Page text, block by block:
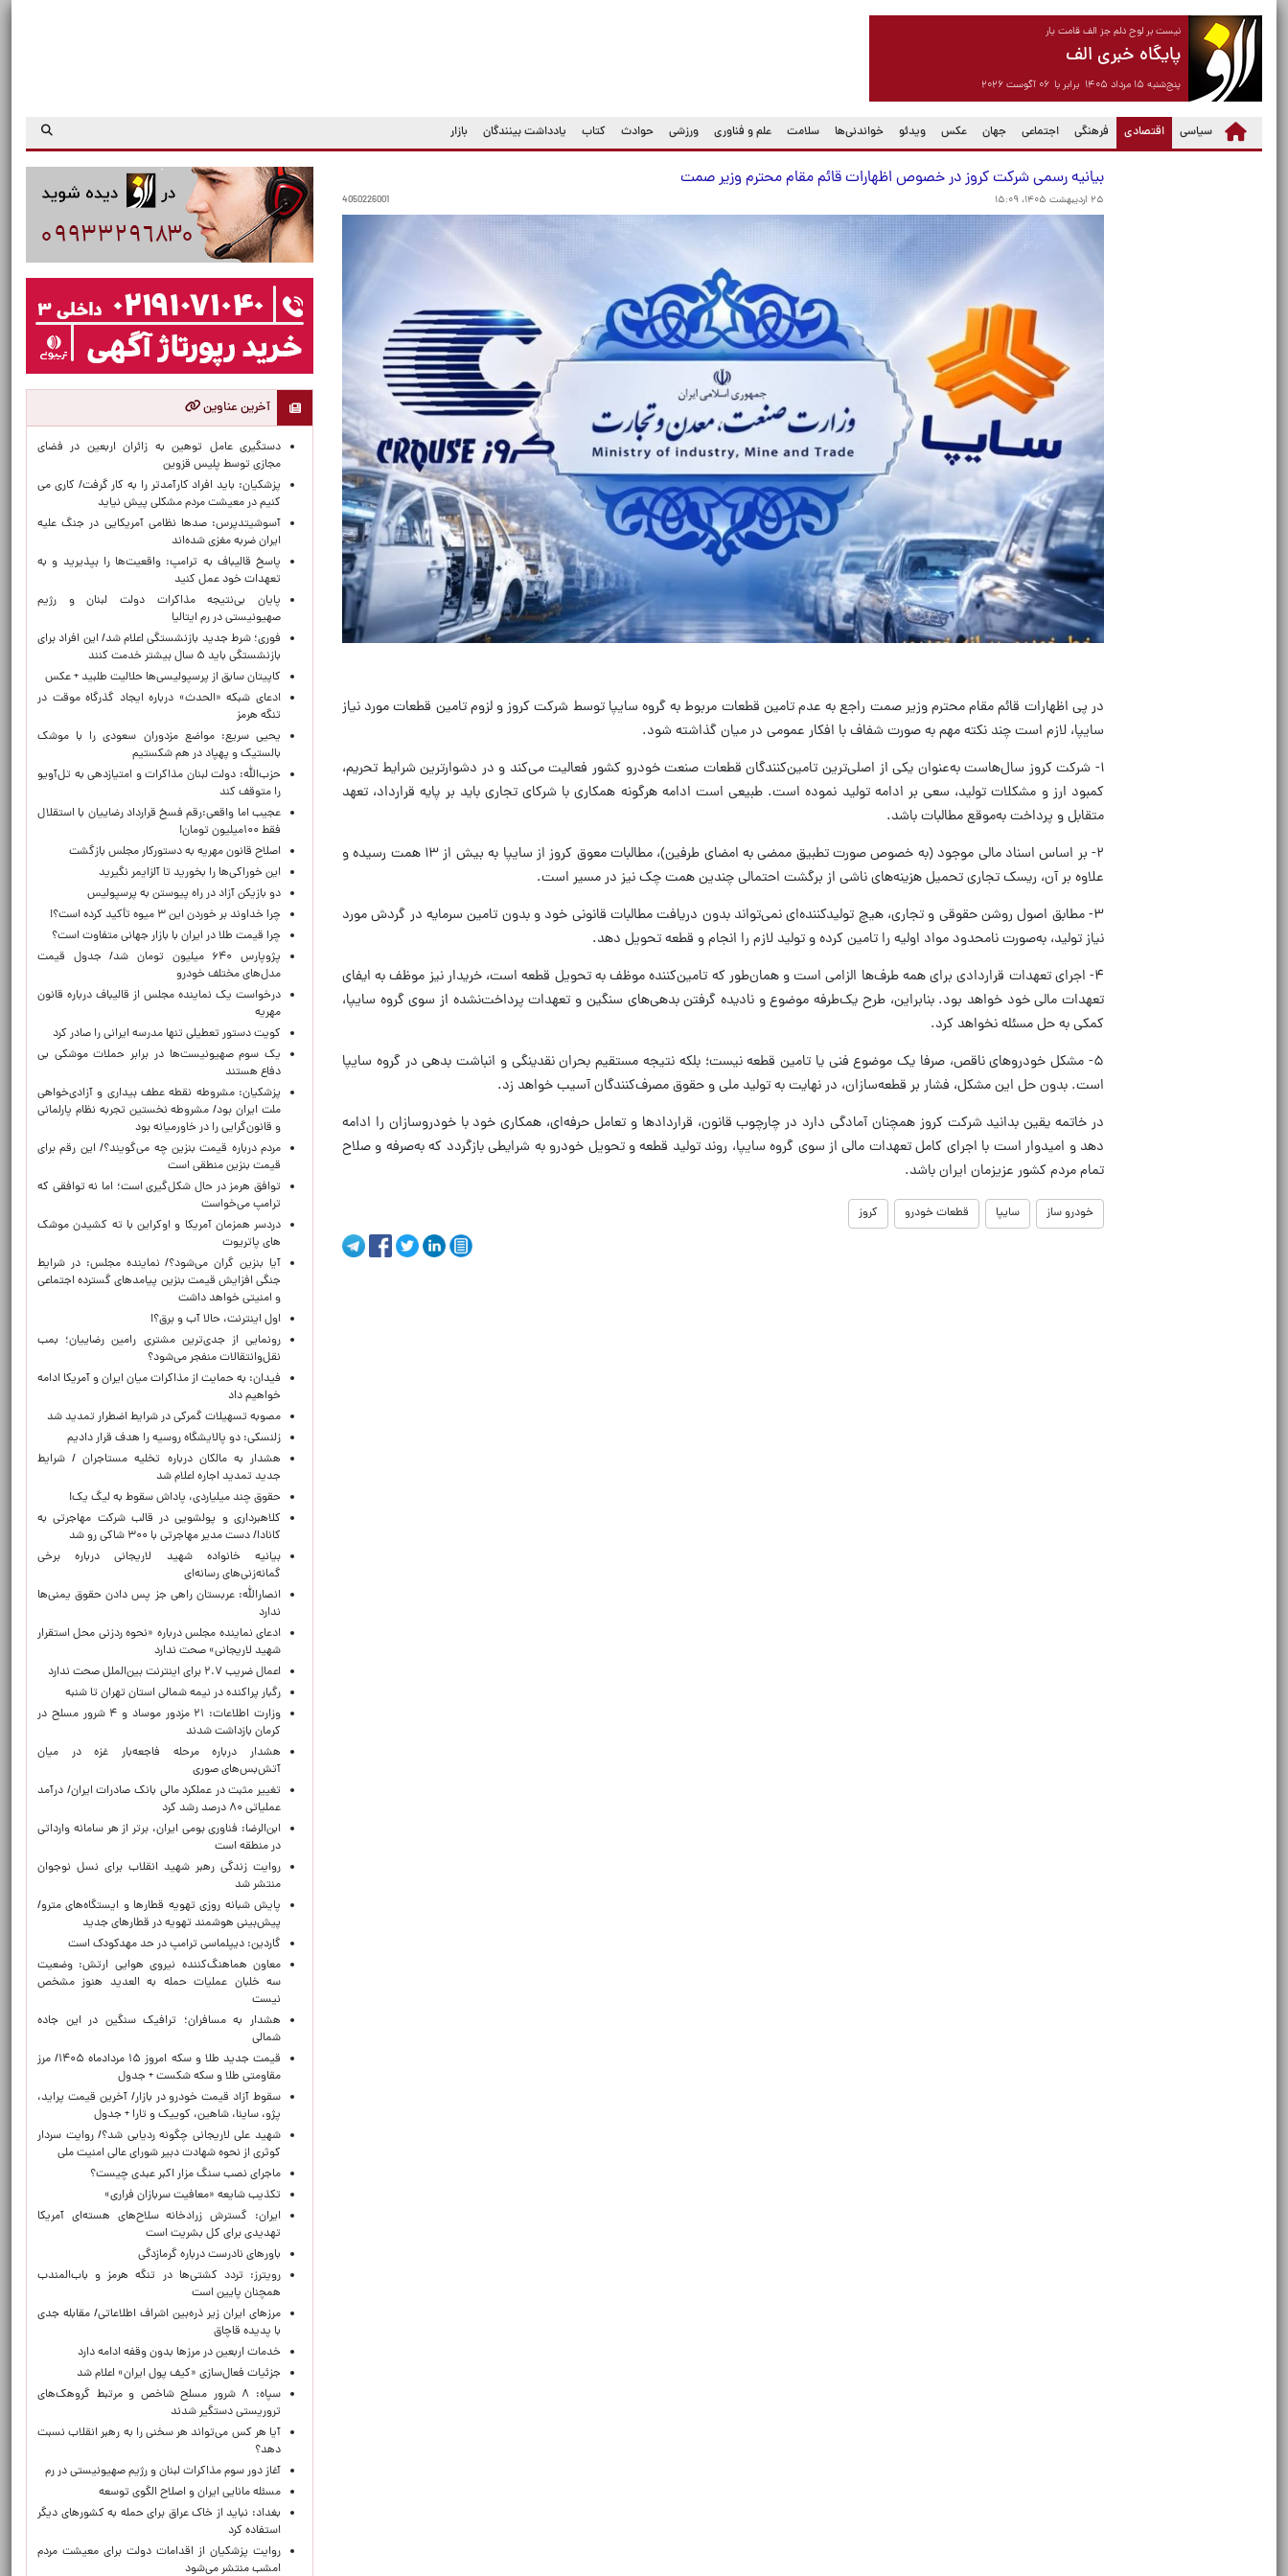
نیست بر لوح دلم جز الف قامت یار
پایگاه خبری الف
پنج‌شنبه ۱۵ مرداد ۱۴۰۵ برابر با ۰۶ آگوست ۲۰۲۶
سیاسی اقتصادی
(current) فرهنگی اجتماعی جهان عکس ویدئو خواندنی‌ها سلامت علم و فناوری ورزشی حوادث کتاب یادداشت بینندگان بازار
بیانیه رسمی شرکت کروز در خصوص اظهارات قائم مقام محترم وزیر صمت
۲۵ اردیبهشت ۱۴۰۵، ۱۵:۰۹ 4050226001
در پی اظهارات قائم مقام محترم وزیر صمت راجع به عدم تامین قطعات مربوط به گروه سایپا توسط شرکت کروز و لزوم تامین قطعات مورد نیاز
سایپا، لازم است چند نکته مهم به‌ صورت شفاف با افکار عمومی در میان گذاشته شود.
۱- شرکت کروز سال‌هاست به‌عنوان یکی از اصلی‌ترین تامین‌کنندگان قطعات صنعت خودرو کشور فعالیت می‌کند و در دشوارترین شرایط تحریم،
کمبود ارز و مشکلات تولید، سعی بر ادامه تولید ‌نموده است. طبیعی است ادامه هرگونه همکاری با شرکای تجاری باید بر پایه قرارداد، تعهد
متقابل و پرداخت به‌موقع مطالبات باشد.
۲- بر اساس اسناد مالی موجود (به‌ خصوص صورت تطبیق ممضی به امضای طرفین)، مطالبات معوق کروز از سایپا به بیش از ۱۳ همت رسیده و
علاوه بر آن، ریسک تجاری تحمیل هزینه‌های ناشی از برگشت احتمالی چندین همت چک نیز در مسیر است.
۳- مطابق اصول روشن حقوقی و تجاری، هیچ تولیدکننده‌ای نمی‌تواند بدون دریافت مطالبات قانونی خود و بدون تامین سرمایه در گردش مورد
نیاز تولید، به‌صورت نامحدود مواد اولیه را تامین کرده و تولید لازم را انجام و قطعه تحویل دهد.
۴- اجرای تعهدات قراردادی برای همه طرف‌ها الزامی است و همان‌طور که تامین‌کننده موظف به تحویل قطعه است، خریدار نیز موظف به ایفای
تعهدات مالی خود خواهد بود. بنابراین، طرح یک‌طرفه موضوع و نادیده گرفتن بدهی‌های سنگین و تعهدات پرداخت‌نشده از سوی گروه سایپا،
کمکی به حل مسئله نخواهد کرد.
۵- مشکل خودروهای ناقص، صرفا یک موضوع فنی یا تامین قطعه نیست؛ بلکه نتیجه مستقیم بحران نقدینگی و انباشت بدهی در گروه سایپا
است. بدون حل این مشکل، فشار بر قطعه‌سازان، در نهایت به تولید ملی و حقوق مصرف‌کنندگان آسیب خواهد زد.
در خاتمه یقین بدانید شرکت کروز همچنان آمادگی دارد در چارچوب قانون، قراردادها و تعامل حرفه‌ای، همکاری خود با خودروسازان را ادامه
دهد و امیدوار است با اجرای کامل تعهدات مالی از سوی گروه سایپا، روند تولید قطعه و تحویل خودرو به شرایطی بازگردد که به‌صرفه و صلاح
تمام مردم کشور عزیزمان ایران باشد.
خودرو ساز سایپا قطعات خودرو کروز
آخرین عناوین
دستگیری عامل توهین به زائران اربعین در فضای
مجازی توسط پلیس قزوین
پزشکیان: باید افراد کارآمدتر را به کار گرفت/ کاری می
کنیم در معیشت مردم مشکلی پیش نیاید
آسوشیتدپرس: صدها نظامی آمریکایی در جنگ علیه
ایران ضربه مغزی شده‌اند
پاسخ قالیباف به ترامپ: واقعیت‌ها را بپذیرید و به
تعهدات خود عمل کنید
پایان بی‌نتیجه مذاکرات دولت لبنان و رژیم
صهیونیستی در رم ایتالیا
فوری؛ شرط جدید بازنشستگی اعلام شد/ این افراد برای
بازنشستگی باید ۵ سال بیشتر خدمت کنند
کاپیتان سابق از پرسپولیسی‌ها حلالیت طلبید + عکس
ادعای شبکه «الحدث» درباره ایجاد گذرگاه موقت در
تنگه هرمز
یحیی سریع: مواضع مزدوران سعودی را با موشک
بالستیک و پهپاد در هم شکستیم
حزب‌الله: دولت لبنان مذاکرات و امتیازدهی به تل‌آویو
را متوقف کند
عجیب اما واقعی:رقم فسخ قرارداد رضاییان با استقلال
فقط ۱۰۰میلیون تومان!
اصلاح قانون مهریه به دستورکار مجلس بازگشت
این خوراکی‌ها را بخورید تا آلزایمر نگیرید
دو بازیکن آزاد در راه پیوستن به پرسپولیس
چرا خداوند بر خوردن این ۳ میوه تأکید کرده است؟!
چرا قیمت طلا در ایران با بازار جهانی متفاوت است؟
پژوپارس ۶۴۰ میلیون تومان شد/ جدول قیمت
مدل‌های مختلف خودرو
درخواست یک نماینده مجلس از قالیباف درباره قانون
مهریه
کویت دستور تعطیلی تنها مدرسه ایرانی را صادر کرد
یک‌ سوم صهیونیست‌ها در برابر حملات موشکی بی
دفاع هستند
پزشکیان: مشروطه نقطه عطف بیداری و آزادی‌خواهی
ملت ایران بود/ مشروطه نخستین تجربه نظام پارلمانی
و قانون‌گرایی را در خاورمیانه بود
مردم درباره قیمت بنزین چه می‌گویند؟/ این رقم برای
قیمت بنزین منطقی است
توافق هرمز در حال شکل‌گیری است؛ اما نه توافقی که
ترامپ می‌خواست
دردسر همزمان آمریکا و اوکراین با ته کشیدن موشک
های پاتریوت
آیا بنزین گران می‌شود؟/ نماینده مجلس: در شرایط
جنگی افزایش قیمت بنزین پیامدهای گسترده اجتماعی
و امنیتی خواهد داشت
اول اینترنت، حالا آب و برق؟!
رونمایی از جدی‌ترین مشتری رامین رضاییان؛ بمب
نقل‌وانتقالات منفجر می‌شود؟
فیدان: به حمایت از مذاکرات میان ایران و آمریکا ادامه
خواهیم داد
مصوبه تسهیلات گمرکی در شرایط اضطرار تمدید شد
زلنسکی: دو پالایشگاه روسیه را هدف قرار دادیم
هشدار به مالکان درباره تخلیه مستاجران / شرایط
جدید تمدید اجاره اعلام شد
حقوق چند میلیاردی، پاداش سقوط به لیگ یک!
کلاهبرداری و پولشویی در قالب شرکت مهاجرتی به
کانادا/ دست مدیر مهاجرتی با ۳۰۰ شاکی رو شد
بیانیه خانواده شهید لاریجانی درباره برخی
گمانه‌زنی‌های رسانه‌ای
انصارالله: عربستان راهی جز پس دادن حقوق یمنی‌ها
ندارد
ادعای نماینده مجلس درباره «نحوه ردزنی محل استقرار
شهید لاریجانی» صحت ندارد
اعمال ضریب ۲.۷ برای اینترنت بین‌الملل صحت ندارد
رگبار پراکنده در نیمه شمالی استان تهران تا شنبه
وزارت اطلاعات: ۲۱ مزدور موساد و ۴ شرور مسلح در
کرمان بازداشت شدند
هشدار درباره مرحله فاجعه‌بار غزه در میان
آتش‌بس‌های صوری
تغییر مثبت در عملکرد مالی بانک صادرات ایران/ درآمد
عملیاتی ۸۰ درصد رشد کرد
ابن‌الرضا: فناوری بومی ایران، برتر از هر سامانه وارداتی
در منطقه است
روایت زندگی رهبر شهید انقلاب برای نسل نوجوان
منتشر شد
پایش شبانه روزی تهویه قطارها و ایستگاه‌های مترو/
پیش‌بینی هوشمند تهویه در قطارهای جدید
گاردین: دیپلماسی ترامپ در حد مهدکودک است
معاون هماهنگ‌کننده نیروی هوایی ارتش: وضعیت
سه خلبان عملیات حمله به العدید هنوز مشخص
نیست
هشدار به مسافران؛ ترافیک سنگین در این جاده
شمالی
قیمت جدید طلا و سکه امروز ۱۵ مردادماه ۱۴۰۵/ مرز
مقاومتی طلا و سکه شکست + جدول
سقوط آزاد قیمت خودرو در بازار/ آخرین قیمت پراید،
پژو، ساینا، شاهین، کوییک و تارا + جدول
شهید علی لاریجانی چگونه ردیابی شد؟/ روایت سردار
کوثری از نحوه شهادت دبیر شورای عالی امنیت ملی
ماجرای نصب سنگ مزار اکبر عبدی چیست؟
تکذیب شایعه «معافیت سربازان فراری»
ایران: گسترش زرادخانه سلاح‌های هسته‌ای آمریکا
تهدیدی برای کل بشریت است
باورهای نادرست درباره گرمازدگی
رویترز: تردد کشتی‌ها در تنگه هرمز و باب‌المندب
همچنان پایین است
مرزهای ایران زیر ذره‌بین اشراف اطلاعاتی/ مقابله جدی
با پدیده قاچاق
خدمات اربعین در مرزها بدون وقفه ادامه دارد
جزئیات فعال‌سازی «کیف پول ایران» اعلام شد
سپاه: ۸ شرور مسلح شاخص و مرتبط گروهک‌های
تروریستی دستگیر شدند
آیا هر کس می‌تواند هر سخنی را به رهبر انقلاب نسبت
دهد؟
آغاز دور سوم مذاکرات لبنان و رژیم صهیونیستی در رم
مسئله مانایی ایران و اصلاح الگوی توسعه
بغداد: نباید از خاک عراق برای حمله به کشورهای دیگر
استفاده کرد
روایت پزشکیان از اقدامات دولت برای معیشت مردم
امشب منتشر می‌شود